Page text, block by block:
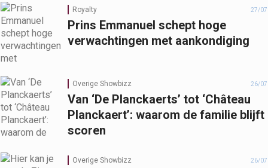
Royalty 27/07
Prins Emmanuel schept hoge
verwachtingen met aankondiging
Overige Showbizz 26/07
Van ‘De Planckaerts’ tot ‘Château
Planckaert’: waarom de familie blijft
scoren
Overige Showbizz 26/07